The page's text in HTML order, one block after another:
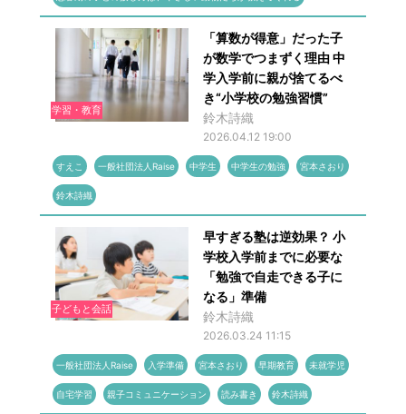
学習・教育
「算数が得意」だった子
が数学でつまずく理由 中
学入学前に親が捨てるべ
き“小学校の勉強習慣”
鈴木詩織
2026.04.12 19:00
すえこ 一般社団法人Raise 中学生 中学生の勉強 宮本さおり
鈴木詩織
子どもと会話
早すぎる塾は逆効果？ 小
学校入学前までに必要な
「勉強で自走できる子に
なる」準備
鈴木詩織
2026.03.24 11:15
一般社団法人Raise 入学準備 宮本さおり 早期教育 未就学児
自宅学習 親子コミュニケーション 読み書き 鈴木詩織